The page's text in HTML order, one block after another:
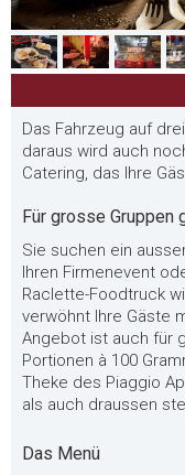
Das Fahrzeug auf
daraus wird auch
Catering, das Ihre
Für grosse Gruppen
Sie suchen ein
Ihren Firmenevent
Raclette-Foodtruck
verwöhnt Ihre Gäste
Angebot ist auch für
Portionen à 100
Theke des Piaggio
als auch draussen
Das Menü